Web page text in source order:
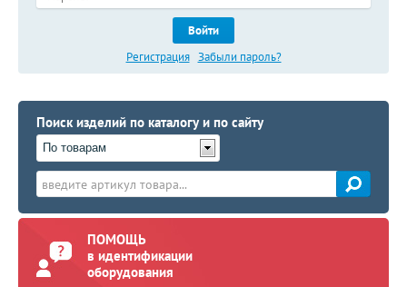
Войти
Регистрация Забыли пароль?
Поиск изделий по каталогу и по сайту
По товарам
ПОМОЩЬ
в идентификации
оборудования